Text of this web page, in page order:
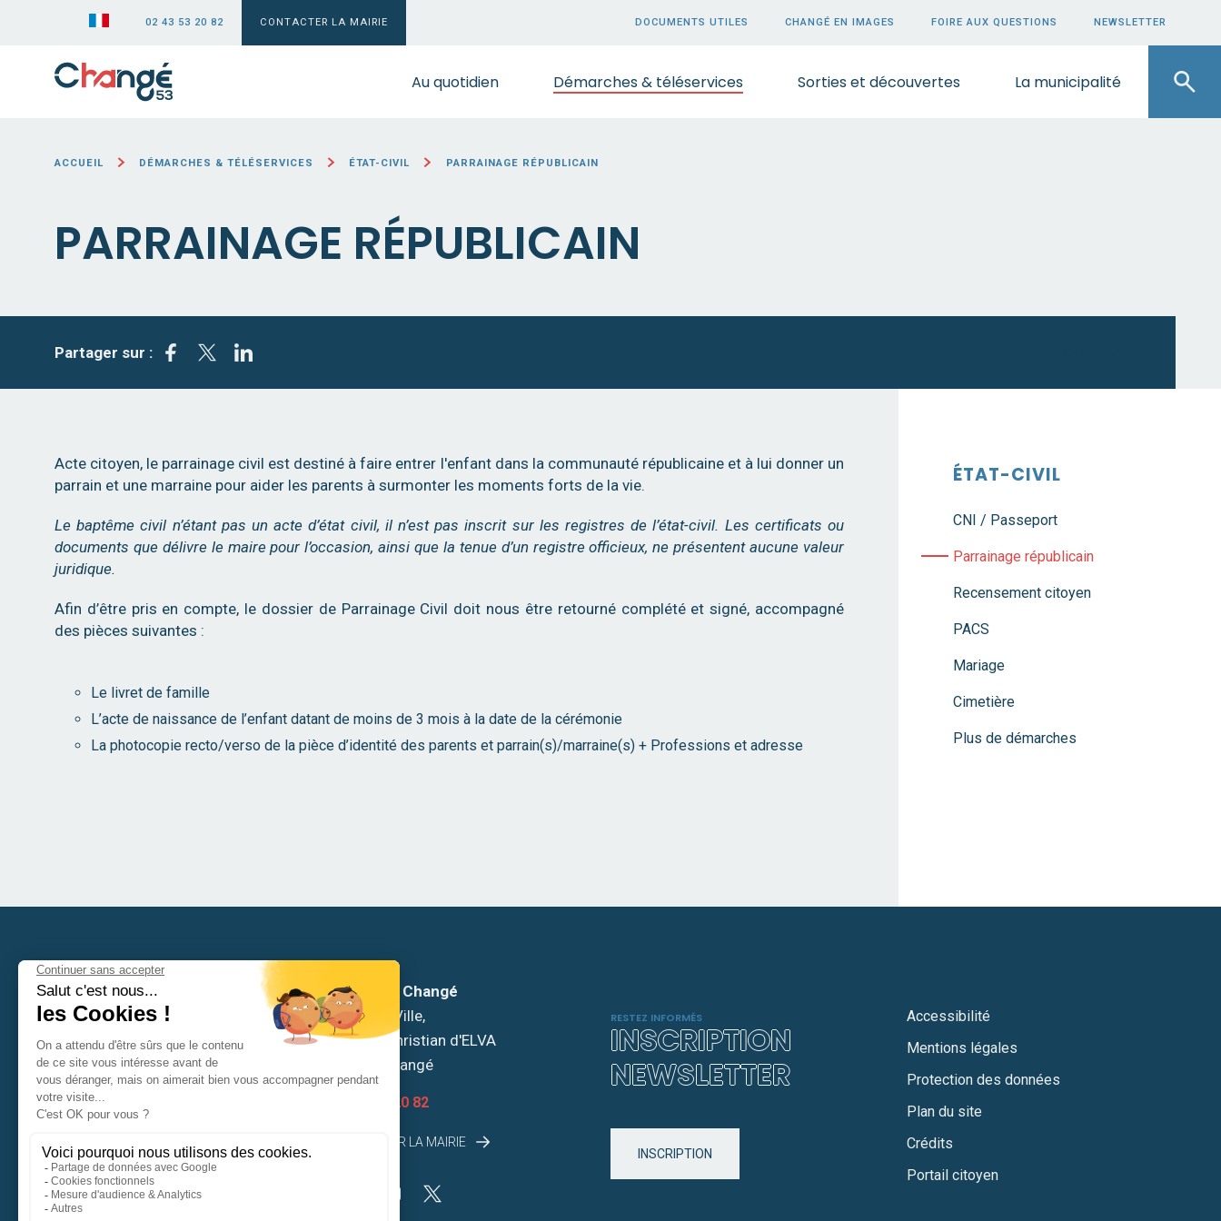
DOCUMENTS UTILES CHANGÉ EN IMAGES FOIRE AUX QUESTIONS NEWSLETTER
02 43 53 20 82 CONTACTER LA MAIRIE
Au quotidien Démarches & téléservices Sorties et découvertes La municipalité
ACCUEIL DÉMARCHES & TÉLÉSERVICES ÉTAT-CIVIL PARRAINAGE RÉPUBLICAIN
PARRAINAGE RÉPUBLICAIN
Partager sur :
Acte citoyen, le parrainage civil est destiné à faire entrer l'enfant dans la communauté républicaine et à lui donner un
parrain et une marraine pour aider les parents à surmonter les moments forts de la vie.
Le baptême civil n’étant pas un acte d’état civil, il n’est pas inscrit sur les registres de l’état-civil. Les certificats ou
documents que délivre le maire pour l’occasion, ainsi que la tenue d’un registre officieux, ne présentent aucune valeur
juridique.
Afin d’être pris en compte, le dossier de Parrainage Civil doit nous être retourné complété et signé, accompagné
des pièces suivantes :
Le livret de famille
L’acte de naissance de l’enfant datant de moins de 3 mois à la date de la cérémonie
La photocopie recto/verso de la pièce d’identité des parents et parrain(s)/marraine(s) + Professions et adresse
ÉTAT-CIVIL
CNI / Passeport
Parrainage républicain
Recensement citoyen
PACS
Mariage
Cimetière
Plus de démarches
Mairie de Changé
Hôtel de Ville,
6 place Christian d'ELVA
53810 Changé
02 43 53 20 82
CONTACTER LA MAIRIE
RESTEZ INFORMÉS
INSCRIPTION
NEWSLETTER
INSCRIPTION
Accessibilité
Mentions légales
Protection des données
Plan du site
Crédits
Portail citoyen